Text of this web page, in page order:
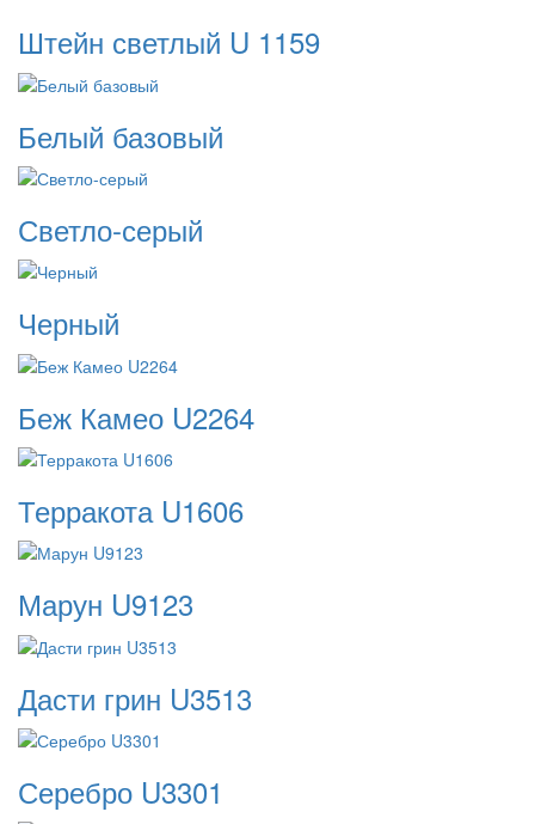
Штейн светлый U 1159
Белый базовый
Светло-серый
Черный
Беж Камео U2264
Терракота U1606
Марун U9123
Дасти грин U3513
Серебро U3301